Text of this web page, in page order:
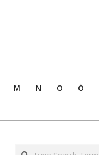
M N O Ö
Search